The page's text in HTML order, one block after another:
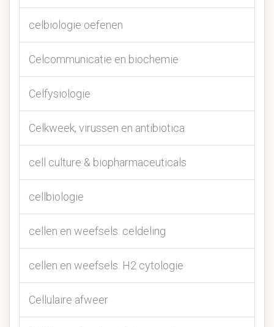
celbiologie oefenen
Celcommunicatie en biochemie
Celfysiologie
Celkweek, virussen en antibiotica
cell culture & biopharmaceuticals
cellbiologie
cellen en weefsels: celdeling
cellen en weefsels: H2 cytologie
Cellulaire afweer